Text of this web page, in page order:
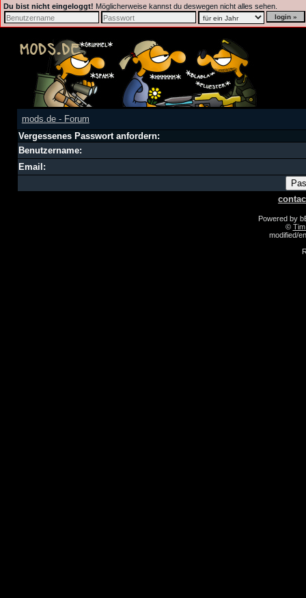
Du bist nicht eingeloggt! Möglicherweise kannst du deswegen nicht alles sehen.
mods.de - Forum
Vergessenes Passwort anfordern:
Benutzername:
Email:
Powered by
©
modified/